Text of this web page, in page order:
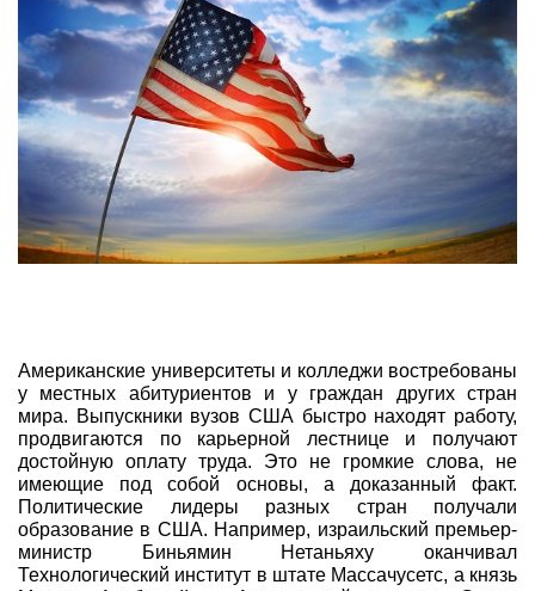
Американские университеты и колледжи востребованы
у местных абитуриентов и у граждан других стран
мира. Выпускники вузов США быстро находят работу,
продвигаются по карьерной лестнице и получают
достойную оплату труда. Это не громкие слова, не
имеющие под собой основы, а доказанный факт.
Политические лидеры разных стран получали
образование в США. Например, израильский премьер-
министр Биньямин Нетаньяху оканчивал
Технологический институт в штате Массачусетс, а князь